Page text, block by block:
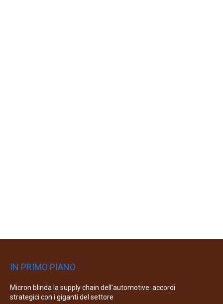
IN PRIMO PIANO
Micron blinda la supply chain dell’automotive: accordi
strategici con i giganti del settore